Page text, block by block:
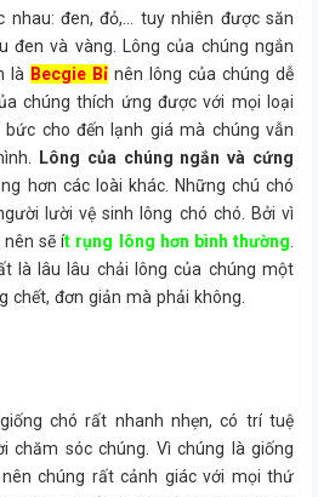
nhau: đen, đỏ,… tuy nhiên được săn
đen và vàng. Lông của chúng ngắn
là Becgie Bỉ nên lông của chúng dễ
chúng thích ứng được với mọi loại
cho đến lạnh giá mà chúng vẫn
Lông của chúng ngắn và cứng
hơn các loài khác. Những chú chó
lười vệ sinh lông chó chó. Bởi vì
nên sẽ ít rụng lông hơn bình thường
là lâu lâu chải lông của chúng một
chết, đơn giản mà phải không.
chó rất nhanh nhẹn, có trí tuệ
chăm sóc chúng. Vì chúng là giống
nên chúng rất cảnh giác với mọi thứ